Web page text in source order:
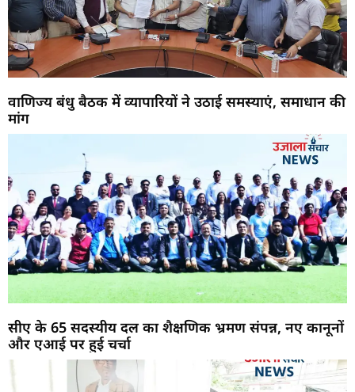
वाणिज्य बंधु बैठक में व्यापारियों ने उठाई समस्याएं, समाधान की
मांग
सीए के 65 सदस्यीय दल का शैक्षणिक भ्रमण संपन्न, नए कानूनों
और एआई पर हुई चर्चा